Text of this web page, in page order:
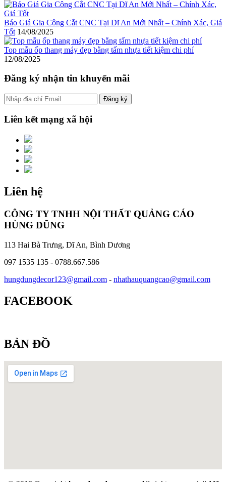
Báo Giá Gia Công Cắt CNC Tại Dĩ An Mới Nhất – Chính Xác, Giá
Tốt 14/08/2025
Top mẫu ốp thang máy đẹp bằng tấm nhựa tiết kiệm chi phí
12/08/2025
Đăng ký nhận tin khuyến mãi
Liên kết mạng xã hội
Liên hệ
CÔNG TY TNHH NỘI THẤT QUẢNG CÁO
HÙNG DŨNG
113 Hai Bà Trưng, Dĩ An, Bình Dương
097 1535 135 - 0788.667.586
hungdungdecor123@gmail.com - nhathauquangcao@gmail.com
FACEBOOK
BẢN ĐỒ